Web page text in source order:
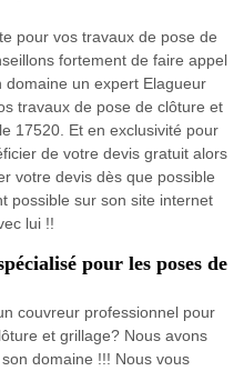
pour vos travaux de pose de
fortement de faire appel
un expert Elagueur
travaux de pose de clôture et
17520. Et en exclusivité pour
de votre devis gratuit alors
votre devis dès que possible
possible sur son site internet
lui !!
pour les poses de
couvreur professionnel pour
et grillage? Nous avons
domaine !!! Nous vous